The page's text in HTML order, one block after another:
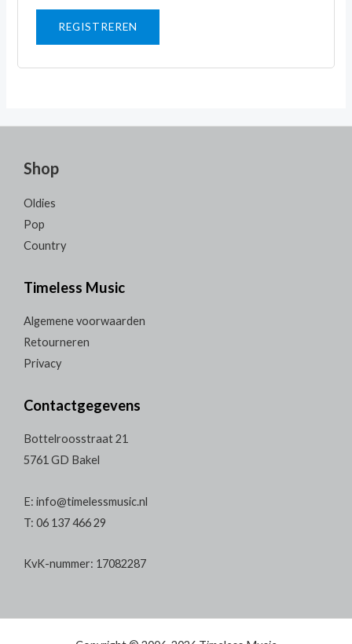
REGISTREREN
Shop
Oldies
Pop
Country
Timeless Music
Algemene voorwaarden
Retourneren
Privacy
Contactgegevens
Bottelroosstraat 21
5761 GD Bakel
E: info@timelessmusic.nl
T: 06 137 466 29
KvK-nummer: 17082287